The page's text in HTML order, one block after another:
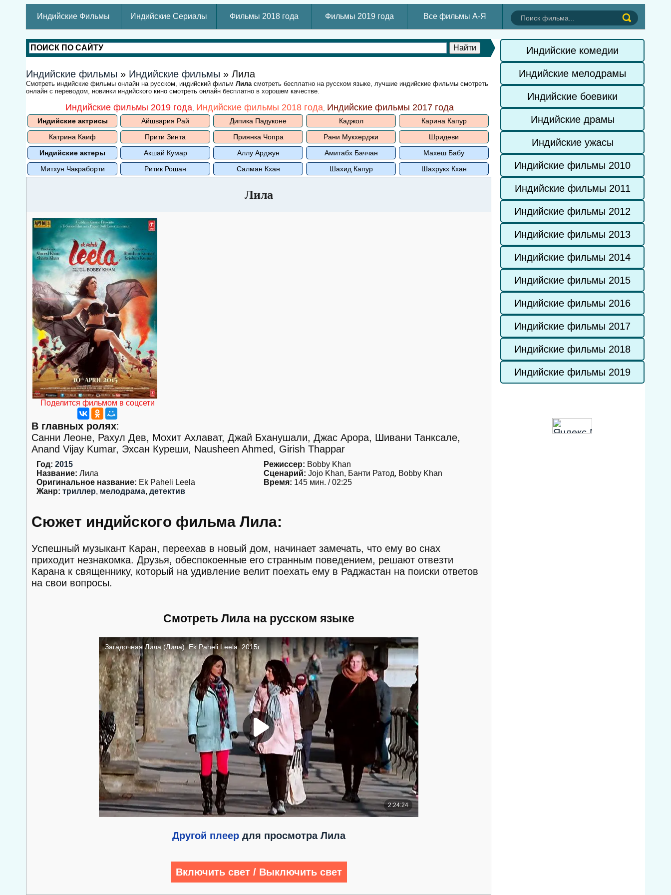
Индийские Фильмы Индийские Сериалы Фильмы 2018 года Фильмы 2019 года Все фильмы А-Я
Индийские фильмы » Индийские фильмы » Лила
Смотреть индийские фильмы онлайн на русском, индийский фильм Лиласмотреть бесплатно на русском языке, лучшие индийские фильмы смотреть
онлайн с переводом, новинки индийского кино смотреть онлайн бесплатно в хорошем качестве.
Индийские фильмы 2019 года, Индийские фильмы 2018 года, Индийские фильмы 2017 года
Индийские актрисы Айшвария Рай Дипика Падуконе Каджол
Карина Капур
Катрина Каиф
Прити Зинта Приянка Чопра Рани Мукхерджи
Шридеви
Индийские актеры
Акшай Кумар Аллу Арджун Амитабх Баччан
Махеш Бабу
Митхун Чакраборти
Ритик Рошан Салман Кхан Шахид Капур Шахрукх Кхан
Лила
Поделится фильмом в соцсети
В главных ролях:
Санни Леоне, Рахул Дев, Мохит Ахлават, Джай Бханушали, Джас Арора, Шивани Танксале,
Anand Vijay Kumar, Эхсан Куреши, Nausheen Ahmed, Girish Thappar
Год: 2015
Название: Лила
Оригинальное название: Ek Paheli Leela
Жанр: триллер, мелодрама, детектив
Режиссер: Bobby Khan
Сценарий: Jojo Khan, Банти Ратод, Bobby Khan
Время: 145 мин. / 02:25
Сюжет индийского фильма Лила:
Успешный музыкант Каран, переехав в новый дом, начинает замечать, что ему во снах
приходит незнакомка. Друзья, обеспокоенные его странным поведением, решают отвезти
Карана к священнику, который на удивление велит поехать ему в Раджастан на поиски ответов
на свои вопросы.
Смотреть Лила на русском языке
Другой плеердля просмотра Лила
Включить свет / Выключить свет
Индийские комедии
Индийские мелодрамы
Индийские боевики
Индийские драмы
Индийские ужасы
Индийские фильмы 2010
Индийские фильмы 2011
Индийские фильмы 2012
Индийские фильмы 2013
Индийские фильмы 2014
Индийские фильмы 2015
Индийские фильмы 2016
Индийские фильмы 2017
Индийские фильмы 2018
Индийские фильмы 2019